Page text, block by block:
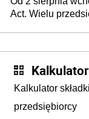
darowizna, ale
Act. Wielu
Kalkulator
przedsiębiorcy